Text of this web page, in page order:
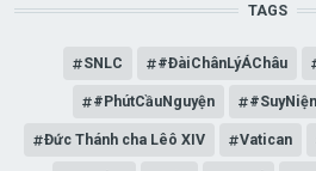
TAGS
SNLC #ĐàiChânLýÁChâu
#PhútCầuNguyện
Đức Thánh cha Lêô XIV Vatican